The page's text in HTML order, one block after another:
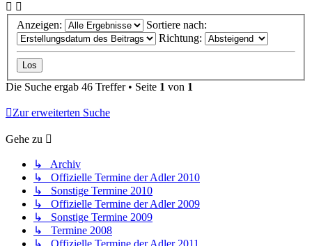
Anzeigen:
Sortiere nach:
Richtung:
Die Suche ergab 46 Treffer • Seite 1 von 1
Zur erweiterten Suche
Gehe zu
↳ Archiv
↳ Offizielle Termine der Adler 2010
↳ Sonstige Termine 2010
↳ Offizielle Termine der Adler 2009
↳ Sonstige Termine 2009
↳ Termine 2008